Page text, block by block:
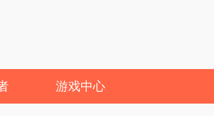
游戏中心